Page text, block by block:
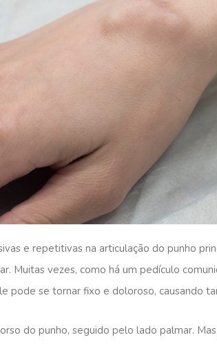
e repetitivas na articulação do punho
Muitas vezes, como há um pedículo
pode se tornar fixo e doloroso, causando
do punho, seguido pelo lado palmar.